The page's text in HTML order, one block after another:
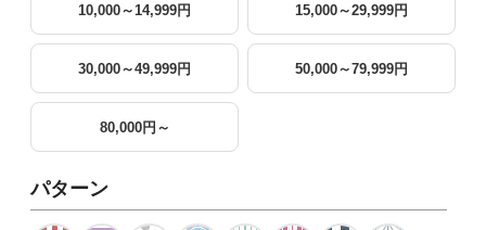
10,000～14,999円 15,000～29,999円
30,000～49,999円 50,000～79,999円
80,000円～
パターン